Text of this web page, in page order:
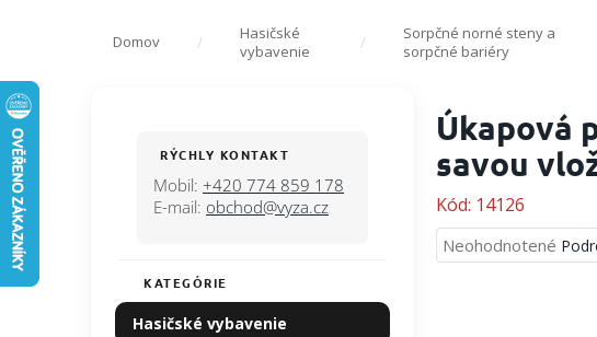
Domov
Hasičské
vybavenie
Sorpčné norné steny a
sorpčné bariéry
RÝCHLY KONTAKT
Mobil: +420 774 859 178
E-mail: obchod@vyza.cz
Preskočiť
kategórie
KATEGÓRIE
Hasičské vybavenie
Úkapová
savou
Kód: 14126
Priemerné
hodnotenie
Neohodnotené